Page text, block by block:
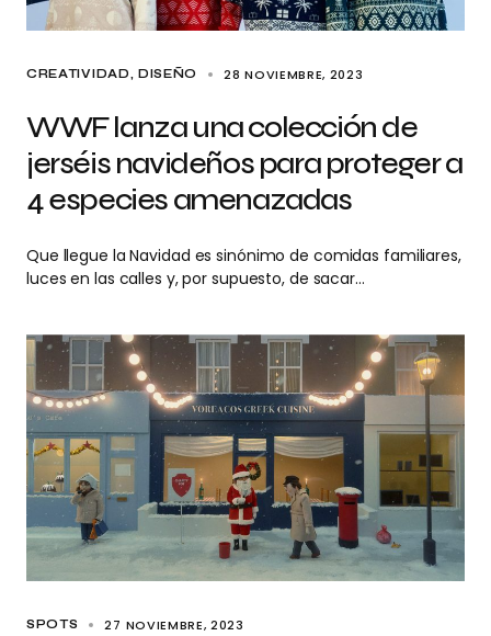
CREATIVIDAD DISEÑO 28 NOVIEMBRE, 2023
WWF lanza una colección de
jerséis navideños para proteger a
4 especies amenazadas
Que llegue la Navidad es sinónimo de comidas familiares,
luces en las calles y, por supuesto, de sacar…
SPOTS 27 NOVIEMBRE, 2023